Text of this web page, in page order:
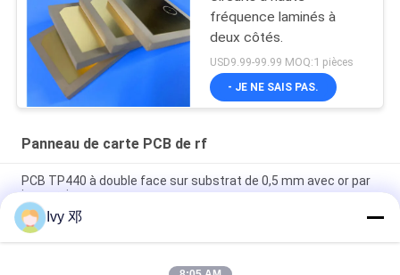
fréquence laminés à
deux côtés.
USD9.99-99.99 MOQ:1 pièces
- JE NE SAIS PAS.
Panneau de carte PCB de rf
PCB TP440 à double face sur substrat de 0,5 mm avec or par
immersion
PCB à haute fréquence à double face CER-10 30 millimètres
d'argent lamellé à immersion
Ivy 邓